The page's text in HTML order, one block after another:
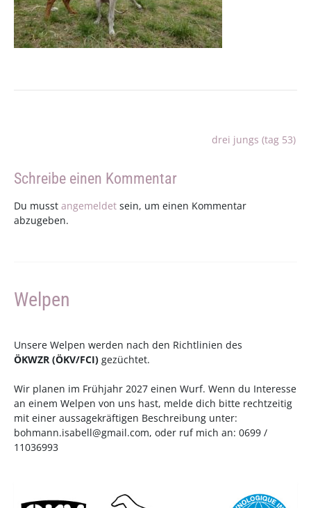
drei jungs (tag 53)
Schreibe einen Kommentar
Du musst angemeldet sein, um einen Kommentar
abzugeben.
Welpen
Unsere Welpen werden nach den Richtlinien des
ÖKWZR (ÖKV/FCI) gezüchtet.
Wir planen im Frühjahr 2027 einen Wurf. Wenn du Interesse
an einem Welpen von uns hast, melde dich bitte rechtzeitig
mit einer aussagekräftigen Beschreibung unter:
bohmann.isabell@gmail.com, oder ruf mich an: 0699 /
11036993